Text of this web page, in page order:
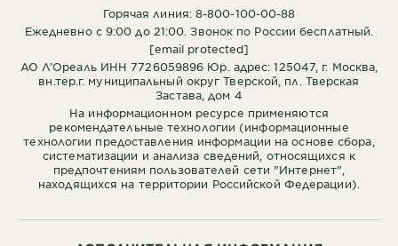
Горячая линия: 8-800-100-00-88
Ежедневно с 9:00 до 21:00. Звонок по России бесплатный.
[email protected]
АО Л’Ореаль ИНН 7726059896 Юр. адрес: 125047, г. Москва,
вн.тер.г. муниципальный округ Тверской, пл. Тверская
Застава, дом 4
На информационном ресурсе применяются
рекомендательные технологии (информационные
технологии предоставления информации на основе сбора,
систематизации и анализа сведений, относящихся к
предпочтениям пользователей сети "Интернет",
находящихся на территории Российской Федерации).